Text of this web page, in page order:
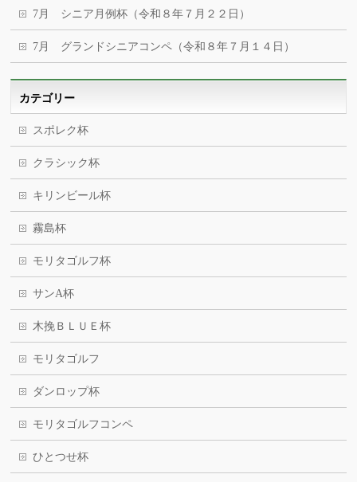
7月 シニア月例杯（令和８年７月２２日）
7月 グランドシニアコンペ（令和８年７月１４日）
カテゴリー
スポレク杯
クラシック杯
キリンビール杯
霧島杯
モリタゴルフ杯
サンA杯
木挽ＢＬＵＥ杯
モリタゴルフ
ダンロップ杯
モリタゴルフコンペ
ひとつせ杯